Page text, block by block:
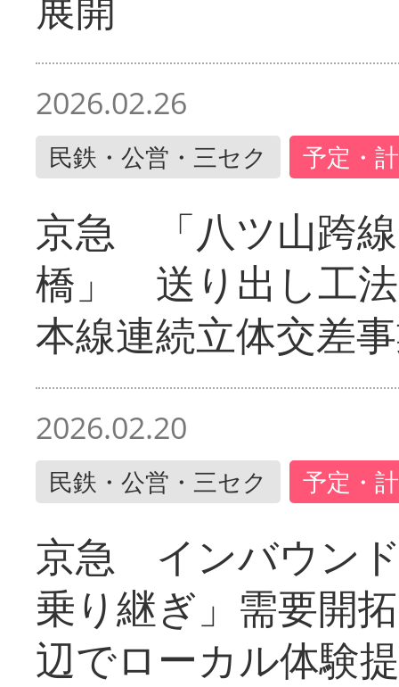
2026.02.26
民鉄・公営・三セク 予定・
京急 「八ツ山跨
橋」 送り出し工
本線連続立体交差
2026.02.20
民鉄・公営・三セク 予定・
京急 インバウン
乗り継ぎ」需要開
辺でローカル体験